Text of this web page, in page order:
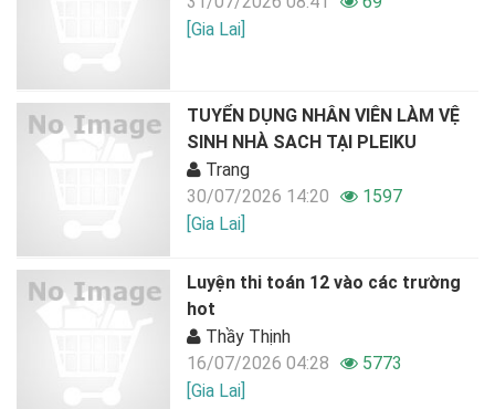
[Gia Lai]
TUYỂN DỤNG NHÂN VIÊN LÀM VỆ
SINH NHÀ SACH TẠI PLEIKU
Trang
30/07/2026 14:20
1597
[Gia Lai]
Luyện thi toán 12 vào các trường
hot
Thầy Thịnh
16/07/2026 04:28
5773
[Gia Lai]